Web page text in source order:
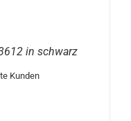
in schwarz
Kunden